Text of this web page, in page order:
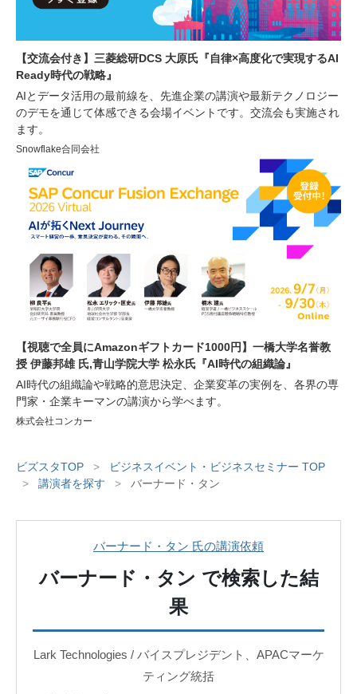
【交流会付き】三菱総研DCS 大原氏『自律×高度化で実現するAI
Ready時代の戦略』
AIとデータ活用の最前線を、先進企業の講演や最新テクノロジー
のデモを通じて体感できる会場イベントです。交流会も実施され
ます。
Snowflake合同会社
【視聴で全員にAmazonギフトカード1000円】一橋大学名誉教
授 伊藤邦雄 氏,青山学院大学 松永氏『AI時代の組織論』
AI時代の組織論や戦略的意思決定、企業変革の実例を、各界の専
門家・企業キーマンの講演から学べます。
株式会社コンカー
ビズスタTOP >
ビジネスイベント・ビジネスセミナー TOP
>
講演者を探す > バーナード・タン
バーナード・タン 氏の講演依頼
バーナード・タン で検索した結
果
Lark Technologies / バイスプレジデント、APACマーケ
ティング統括